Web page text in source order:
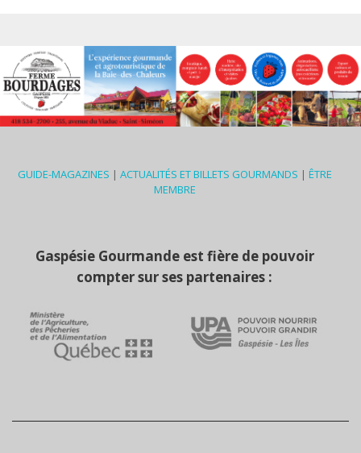
GUIDE-MAGAZINES | ACTUALITÉS ET BILLETS GOURMANDS | ÊTRE
MEMBRE
Gaspésie Gourmande est fière de pouvoir
compter sur ses partenaires :